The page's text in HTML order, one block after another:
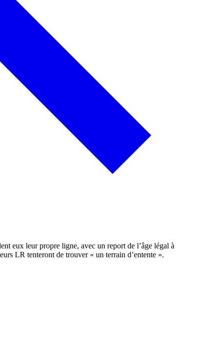
eux leur propre ligne, avec un report de l’âge légal à
LR tenteront de trouver « un terrain d’entente ».